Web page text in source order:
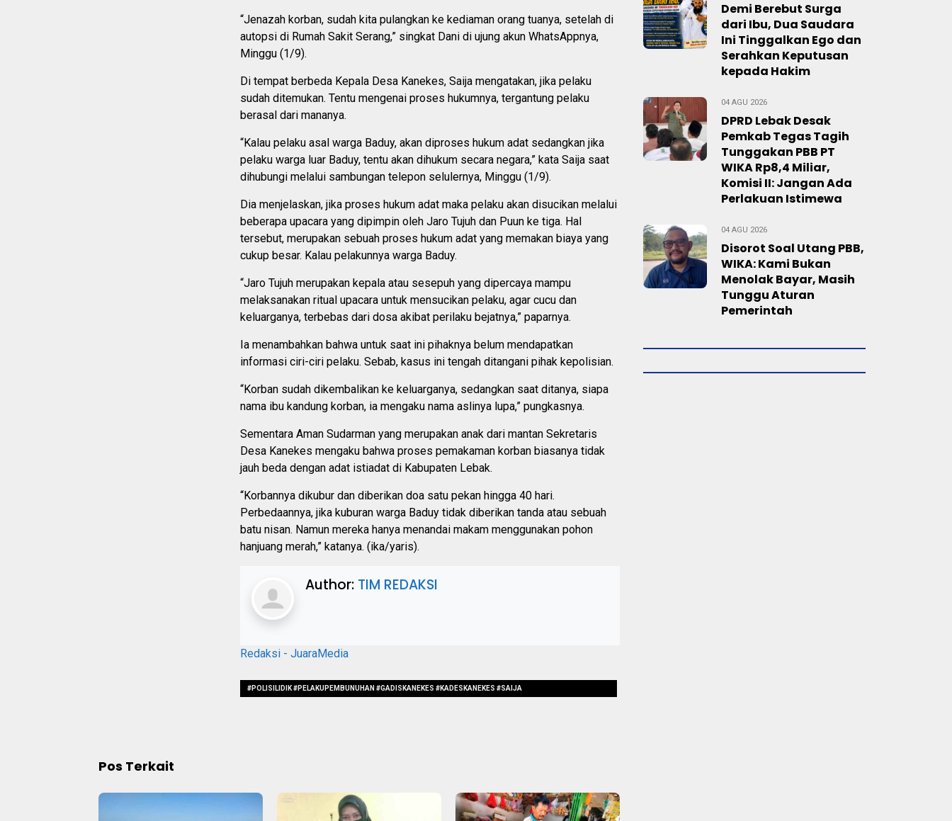
“Jenazah korban, sudah kita pulangkan ke kediaman orang tuanya, setelah di
autopsi di Rumah Sakit Serang,” singkat Dani di ujung akun WhatsAppnya,
Minggu (1/9).
Di tempat berbeda Kepala Desa Kanekes, Saija mengatakan, jika pelaku
sudah ditemukan. Tentu mengenai proses hukumnya, tergantung pelaku
berasal dari mananya.
“Kalau pelaku asal warga Baduy, akan diproses hukum adat sedangkan jika
pelaku warga luar Baduy, tentu akan dihukum secara negara,” kata Saija saat
dihubungi melalui sambungan telepon selulernya, Minggu (1/9).
Dia menjelaskan, jika proses hukum adat maka pelaku akan disucikan melalui
beberapa upacara yang dipimpin oleh Jaro Tujuh dan Puun ke tiga. Hal
tersebut, merupakan sebuah proses hukum adat yang memakan biaya yang
cukup besar. Kalau pelakunnya warga Baduy.
“Jaro Tujuh merupakan kepala atau sesepuh yang dipercaya mampu
melaksanakan ritual upacara untuk mensucikan pelaku, agar cucu dan
keluarganya, terbebas dari dosa akibat perilaku bejatnya,” paparnya.
Ia menambahkan bahwa untuk saat ini pihaknya belum mendapatkan
informasi ciri-ciri pelaku. Sebab, kasus ini tengah ditangani pihak kepolisian.
“Korban sudah dikembalikan ke keluarganya, sedangkan saat ditanya, siapa
nama ibu kandung korban, ia mengaku nama aslinya lupa,” pungkasnya.
Sementara Aman Sudarman yang merupakan anak dari mantan Sekretaris
Desa Kanekes mengaku bahwa proses pemakaman korban biasanya tidak
jauh beda dengan adat istiadat di Kabupaten Lebak.
“Korbannya dikubur dan diberikan doa satu pekan hingga 40 hari.
Perbedaannya, jika kuburan warga Baduy tidak diberikan tanda atau sebuah
batu nisan. Namun mereka hanya menandai makam menggunakan pohon
hanjuang merah,” katanya. (ika/yaris).
Author: TIM REDAKSI
Redaksi - JuaraMedia
#POLISILIDIK #PELAKUPEMBUNUHAN #GADISKANEKES #KADESKANEKES #SAIJA
Pos Terkait
Demi Berebut Surga
dari Ibu, Dua Saudara
Ini Tinggalkan Ego dan
Serahkan Keputusan
kepada Hakim
04 AGU 2026
DPRD Lebak Desak
Pemkab Tegas Tagih
Tunggakan PBB PT
WIKA Rp8,4 Miliar,
Komisi II: Jangan Ada
Perlakuan Istimewa
04 AGU 2026
Disorot Soal Utang PBB,
WIKA: Kami Bukan
Menolak Bayar, Masih
Tunggu Aturan
Pemerintah